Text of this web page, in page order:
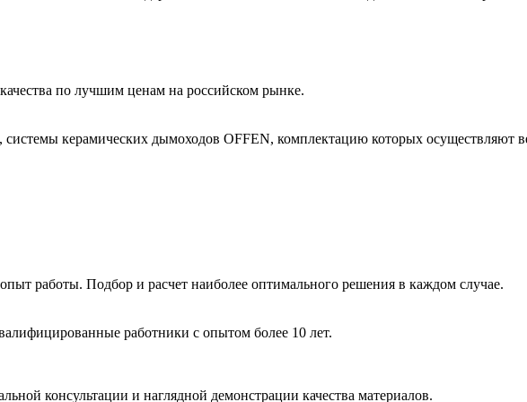
по лучшим ценам на российском рынке.
керамических дымоходов OFFEN, комплектацию которых осуществляют
работы. Подбор и расчет наиболее оптимального решения в каждом случае.
работники с опытом более 10 лет.
консультации и наглядной демонстрации качества материалов.